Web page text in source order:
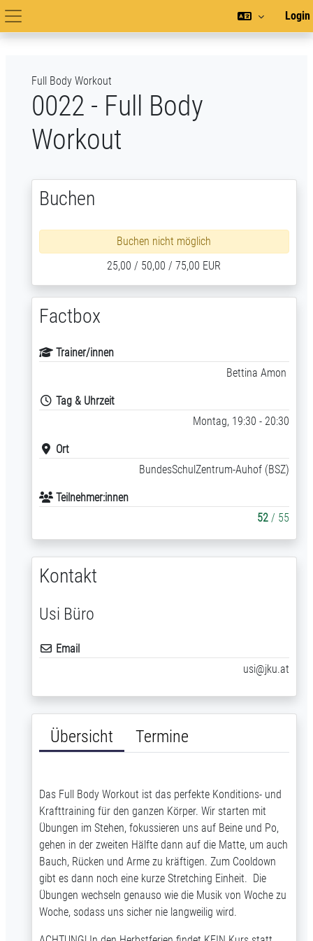
Zum Hauptinhalt
Hauptnavigation
Login
Full Body Workout
0022 - Full Body
Workout
Übersicht Termine
Das Full Body Workout ist das perfekte Konditions- und
Krafttraining für den ganzen Körper. Wir starten mit
Übungen im Stehen, fokussieren uns auf Beine und Po,
gehen in der zweiten Hälfte dann auf die Matte, um auch
Bauch, Rücken und Arme zu kräftigen. Zum Cooldown
gibt es dann noch eine kurze Stretching Einheit. Die
Übungen wechseln genauso wie die Musik von Woche zu
Woche, sodass uns sicher nie langweilig wird.
Buchen
Buchen nicht möglich
25,00 / 50,00 / 75,00 EUR
Factbox
Trainer/innen
Bettina Amon
Tag & Uhrzeit
Montag, 19:30 - 20:30
Ort
BundesSchulZentrum-Auhof (BSZ)
Teilnehmer:innen
52 / 55
Kontakt
Usi Büro
Email
usi@jku.at